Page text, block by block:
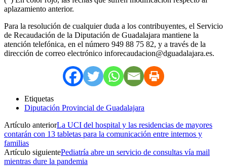
aplazamiento anterior.
Para la resolución de cualquier duda a los contribuyentes, el Servicio
de Recaudación de la Diputación de Guadalajara mantiene la
atención telefónica, en el número 949 88 75 82, y a través de la
dirección de correo electrónico inforecaudacion@dguadalajara.es.
Etiquetas
Diputación Provincial de Guadalajara
Artículo anteriorLa UCI del hospital y las residencias de mayores
contarán con 13 tabletas para la comunicación entre internos y
familias
Artículo siguientePediatría abre un servicio de consultas vía mail
mientras dure la pandemia